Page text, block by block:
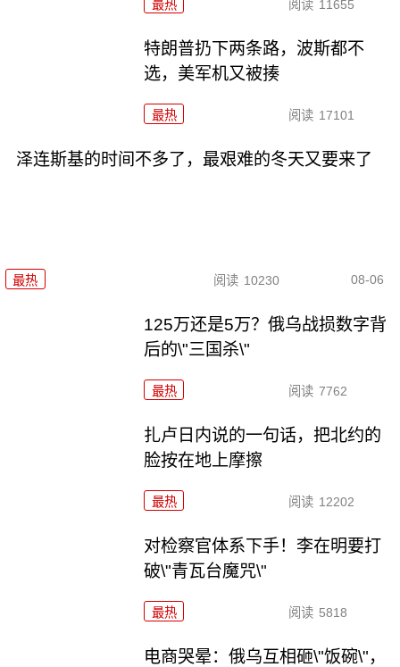
最热 阅读 11655
特朗普扔下两条路，波斯都不
选，美军机又被揍
最热 阅读 17101
泽连斯基的时间不多了，最艰难的冬天又要来了
最热 阅读 10230 08-06
125万还是5万？俄乌战损数字背
后的\"三国杀\"
最热 阅读 7762
扎卢日内说的一句话，把北约的
脸按在地上摩擦
最热 阅读 12202
对检察官体系下手！李在明要打
破\"青瓦台魔咒\"
最热 阅读 5818
电商哭晕：俄乌互相砸\"饭碗\"，